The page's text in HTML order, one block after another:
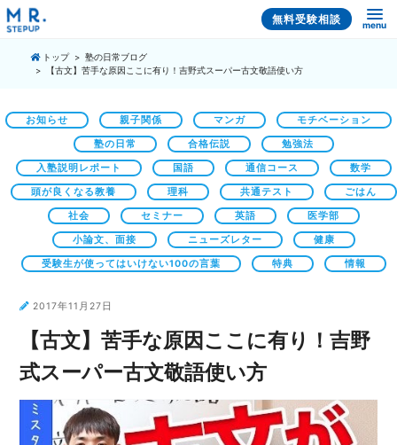
無料受験相談 menu
トップ
塾の日常ブログ
【古文】苦手な原因ここに有り！吉野式スーパー古文敬語使い方
お知らせ 親子関係 マンガ モチベーション
塾の日常 合格伝説 勉強法
入塾説明レポート 国語 通信コース 数学
頭が良くなる教養 理科 共通テスト ごはん
社会 セミナー 英語 医学部
小論文、面接 ニューズレター 健康
受験生が使ってはいけない100の言葉 特典 情報
2017年11月27日
【古文】苦手な原因ここに有り！吉野
式スーパー古文敬語使い方